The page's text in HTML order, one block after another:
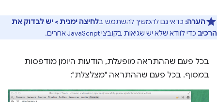
הערה: כדאי גם להמשיך להשתמש בלחיצה ימנית > יש לבדוק את
הרכיב כדי לוודא שלא יש שגיאות בקובצי JavaScript אחרים.
בכל פעם שההתראה מופעלת, הודעות היומן מודפסות
במסוף. בכל פעם שההתראה "מצלצלת":